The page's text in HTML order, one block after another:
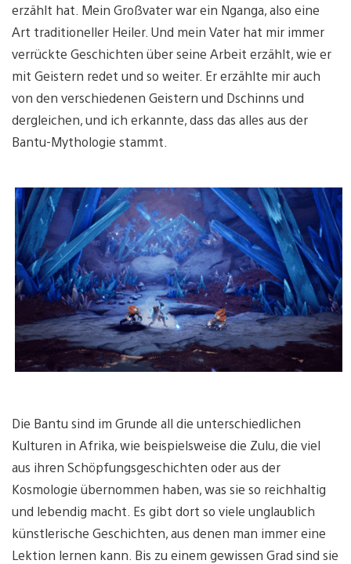
erzählt hat. Mein Großvater war ein Nganga, also eine
Art traditioneller Heiler. Und mein Vater hat mir immer
verrückte Geschichten über seine Arbeit erzählt, wie er
mit Geistern redet und so weiter. Er erzählte mir auch
von den verschiedenen Geistern und Dschinns und
dergleichen, und ich erkannte, dass das alles aus der
Bantu-Mythologie stammt.
Die Bantu sind im Grunde all die unterschiedlichen
Kulturen in Afrika, wie beispielsweise die Zulu, die viel
aus ihren Schöpfungsgeschichten oder aus der
Kosmologie übernommen haben, was sie so reichhaltig
und lebendig macht. Es gibt dort so viele unglaublich
künstlerische Geschichten, aus denen man immer eine
Lektion lernen kann. Bis zu einem gewissen Grad sind sie